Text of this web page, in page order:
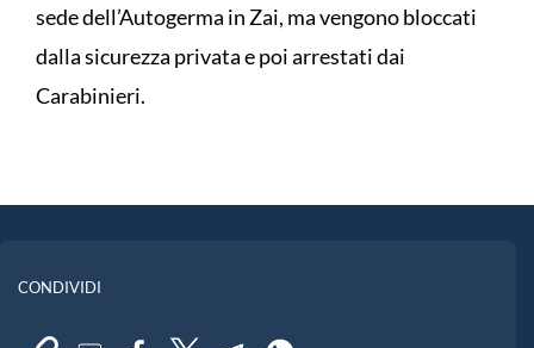
sede dell’Autogerma in Zai, ma vengono bloccati
dalla sicurezza privata e poi arrestati dai
Carabinieri.
CONDIVIDI